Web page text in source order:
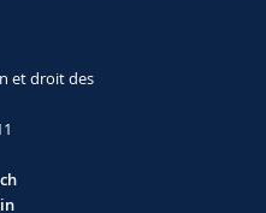
et droit des